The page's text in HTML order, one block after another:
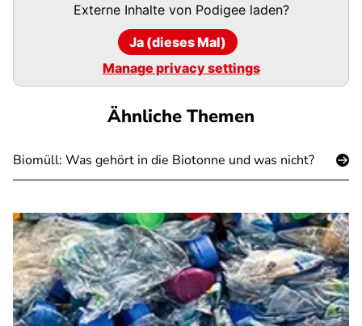
Externe Inhalte von Podigeeladen?
Ja (dieses Mal)
Manage privacy settings
Ähnliche Themen
Biomüll: Was gehört in die Biotonne und was nicht?